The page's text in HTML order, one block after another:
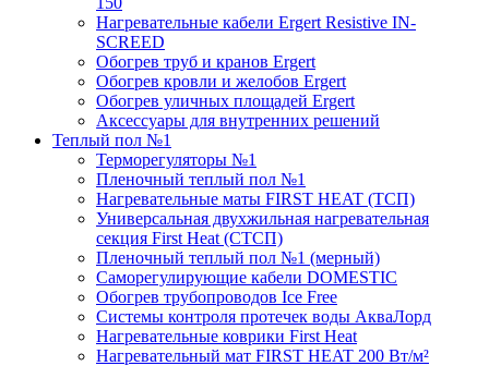
Нагревательные кабели Ergert Resistive IN-
SCREED
Обогрев труб и кранов Ergert
Обогрев кровли и желобов Ergert
Обогрев уличных площадей Ergert
Аксессуары для внутренних решений
Теплый пол №1
Терморегуляторы №1
Пленочный теплый пол №1
Нагревательные маты FIRST HEAT (ТСП)
Универсальная двухжильная нагревательная
секция First Heat (СТСП)
Пленочный теплый пол №1 (мерный)
Саморегулирующие кабели DOMESTIC
Обогрев трубопроводов Ice Free
Системы контроля протечек воды АкваЛорд
Нагревательные коврики First Heat
Нагревательный мат FIRST HEAT 200 Вт/м²